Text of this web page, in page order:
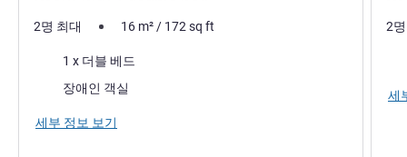
2명 최대 16 m²/ 172sq ft
1 x 더블 베드
장애인 객실
세부 정보 보기
2
세